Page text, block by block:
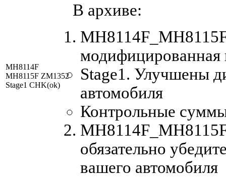
MH8114F
MH8115F ZM1352
Stage1 CHK(ok)
В архиве:
Stage1. Улучшены
автомобиля
Контрольные
обязательно
вашего автомобиля